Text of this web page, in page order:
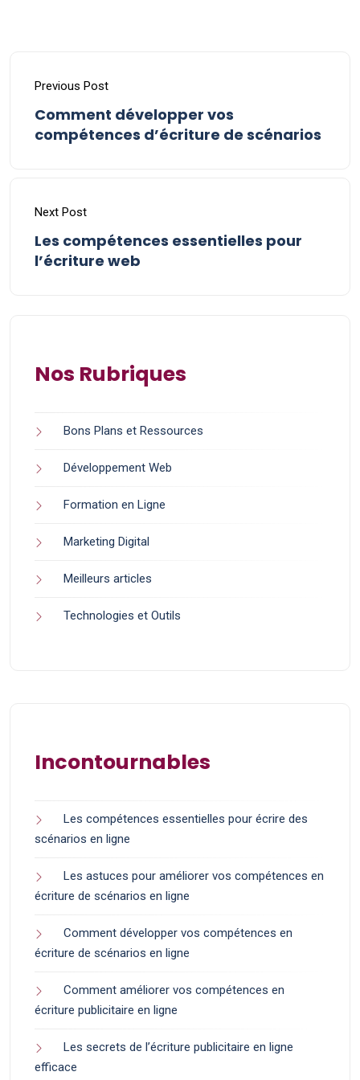
Previous Post
Comment développer vos
compétences d’écriture de scénarios
Next Post
Les compétences essentielles pour
l’écriture web
Nos Rubriques
Bons Plans et Ressources
Développement Web
Formation en Ligne
Marketing Digital
Meilleurs articles
Technologies et Outils
Incontournables
Les compétences essentielles pour écrire des
scénarios en ligne
Les astuces pour améliorer vos compétences en
écriture de scénarios en ligne
Comment développer vos compétences en
écriture de scénarios en ligne
Comment améliorer vos compétences en
écriture publicitaire en ligne
Les secrets de l’écriture publicitaire en ligne
efficace